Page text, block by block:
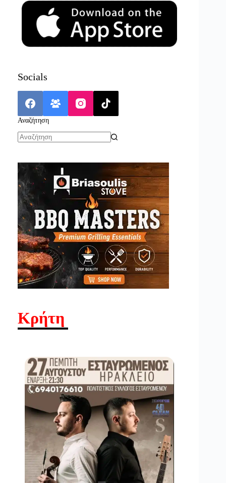
Socials
Αναζήτηση
Κρήτη